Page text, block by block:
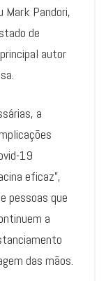
Pandori,
de
autor
a
19
eficaz”,
pessoas que
a
das mãos.